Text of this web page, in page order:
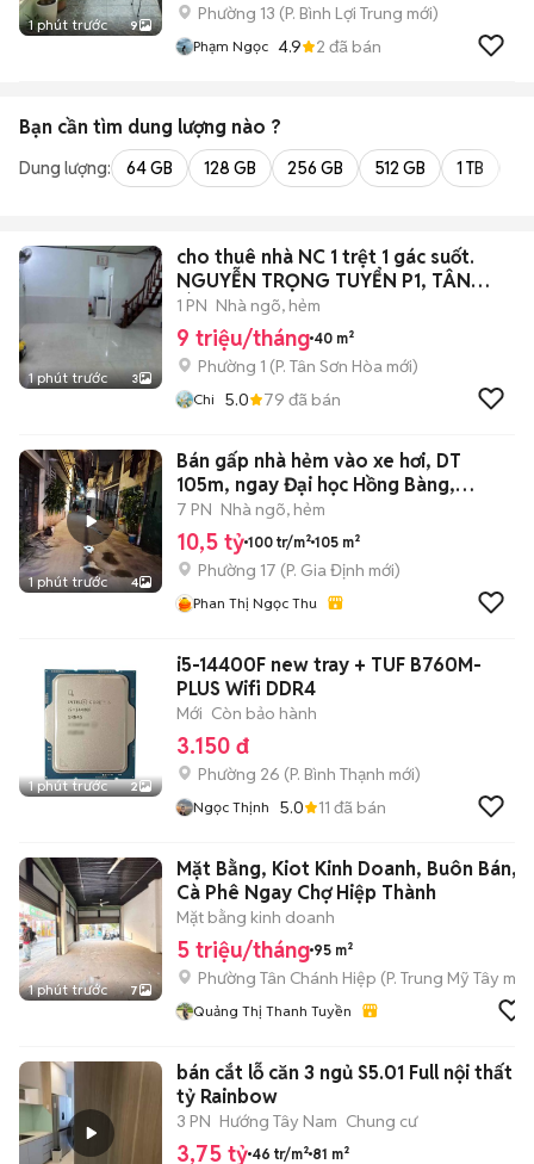
1 phút trước 9
Phường 13 (P. Bình Lợi Trung mới)
Phạm Ngọc 4.9 2 đã bán
Bạn cần tìm dung lượng nào ?
Dung lượng: 64 GB 128 GB 256 GB 512 GB 1 TB
1 phút trước 3
cho thuê nhà NC 1 trệt 1 gác suốt.
NGUYỄN TRỌNG TUYỂN P1, TÂN
BÌNH
1 PN Nhà ngõ, hẻm
9 triệu/tháng 40 m²
Phường 1 (P. Tân Sơn Hòa mới)
Chi 5.0 79 đã bán
1 phút trước 4
Bán gấp nhà hẻm vào xe hơi, DT
105m, ngay Đại học Hồng Bàng,
Phường 17
7 PN Nhà ngõ, hẻm
10,5 tỷ 100 tr/m² 105 m²
Phường 17 (P. Gia Định mới)
Phan Thị Ngọc Thu
1 phút trước 2
i5-14400F new tray + TUF B760M-
PLUS Wifi DDR4
Mới Còn bảo hành
3.150 đ
Phường 26 (P. Bình Thạnh mới)
Ngọc Thịnh 5.0 11 đã bán
1 phút trước 7
Mặt Bằng, Kiot Kinh Doanh, Buôn Bán,
Cà Phê Ngay Chợ Hiệp Thành
Mặt bằng kinh doanh
5 triệu/tháng 95 m²
Phường Tân Chánh Hiệp (P. Trung Mỹ Tây mới)
Quảng Thị Thanh Tuyền
bán cắt lỗ căn 3 ngủ S5.01 Full nội thất -
tỷ Rainbow
3 PN Hướng Tây Nam Chung cư
3,75 tỷ 46 tr/m² 81 m²